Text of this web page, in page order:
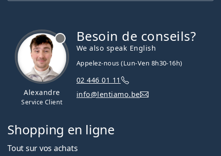
Alexandre
Service Client
Besoin de conseils?
We also speak English
Appelez-nous (Lun-Ven 8h30-16h)
02 446 01 11
info@lentiamo.be
Shopping en ligne
Tout sur vos achats